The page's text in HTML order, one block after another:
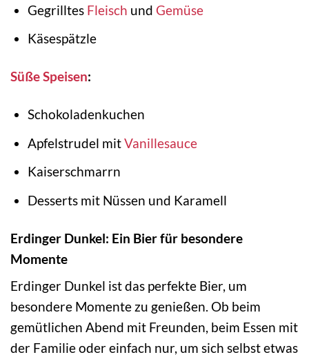
Gegrilltes Fleisch und Gemüse
Käsespätzle
Süße Speisen:
Schokoladenkuchen
Apfelstrudel mitVanillesauce
Kaiserschmarrn
Desserts mit Nüssen und Karamell
Erdinger Dunkel: Ein Bier für besondere
Momente
Erdinger Dunkel ist das perfekte Bier, um
besondere Momente zu genießen. Ob beim
gemütlichen Abend mit Freunden, beim Essen mit
der Familie oder einfach nur, um sich selbst etwas